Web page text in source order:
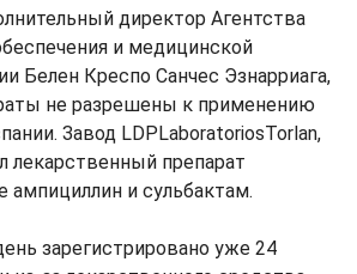
директор Агентства
и медицинской
Белен Креспо Санчес Эзнарриага,
не разрешены к применению
Завод LDPLaboratoriosTorlan,
лекарственный препарат
ампициллин и сульбактам.
зарегистрировано уже 24